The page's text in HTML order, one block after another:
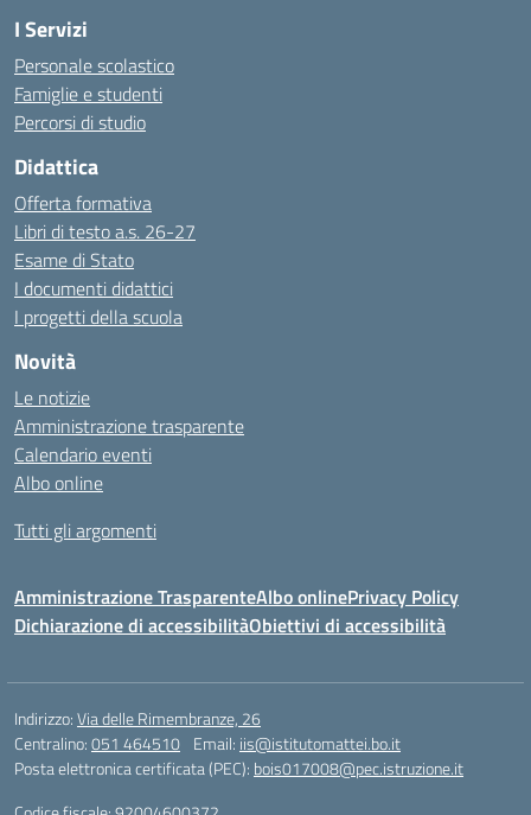
I Servizi
Personale scolastico
Famiglie e studenti
Percorsi di studio
Didattica
Offerta formativa
Libri di testo a.s. 26-27
Esame di Stato
I documenti didattici
I progetti della scuola
Novità
Le notizie
Amministrazione trasparente
Calendario eventi
Albo online
Tutti gli argomenti
Amministrazione TrasparenteAlbo onlinePrivacy Policy
Dichiarazione di accessibilitàObiettivi di accessibilità
Indirizzo:Via delle Rimembranze, 26
Centralino:051 464510 Email: iis@istitutomattei.bo.it
Posta elettronica certificata (PEC): bois017008@pec.istruzione.it